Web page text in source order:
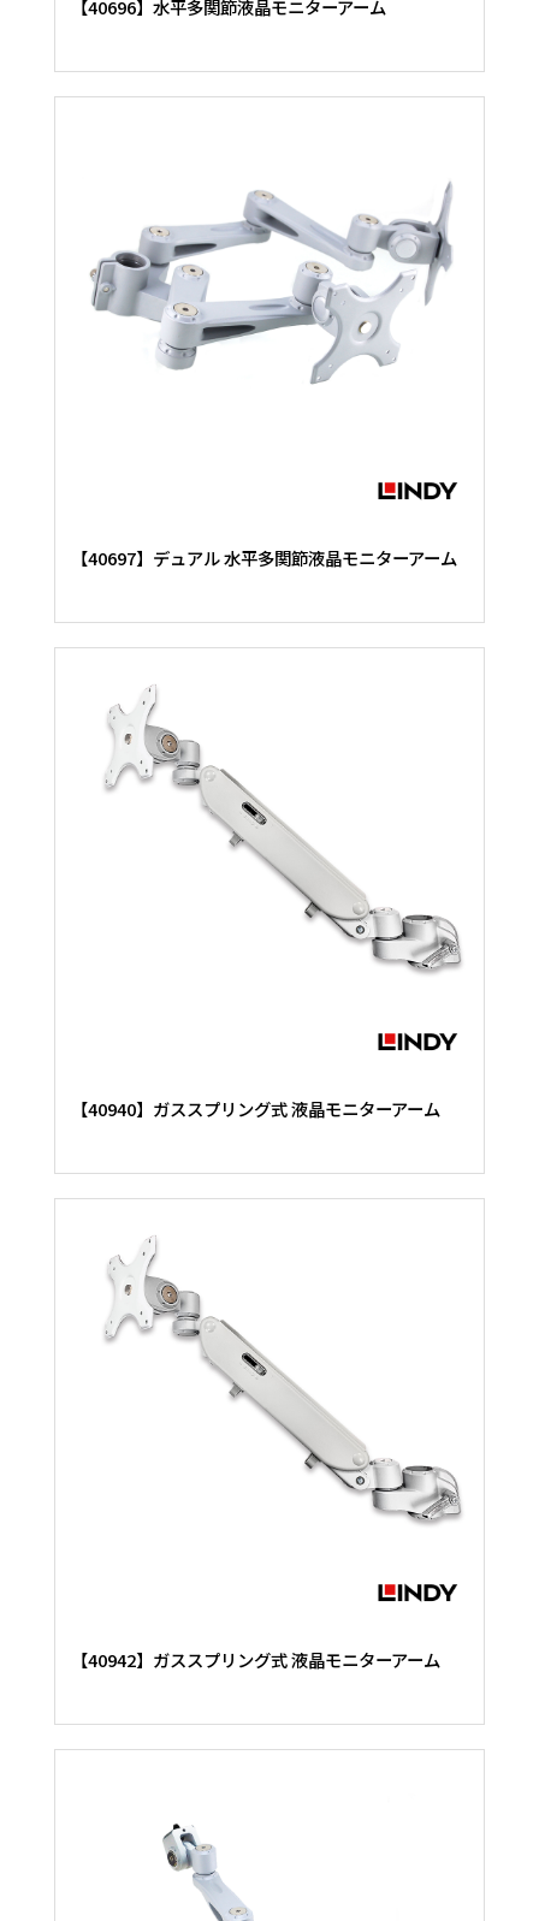
【40696】水平多関節液晶モニターアーム
【40697】デュアル 水平多関節液晶モニターアーム
【40940】ガススプリング式 液晶モニターアーム
【40942】ガススプリング式 液晶モニターアーム